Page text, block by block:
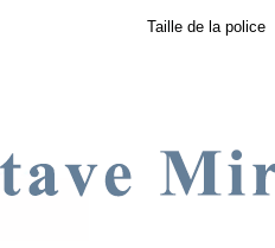
Taille de la police